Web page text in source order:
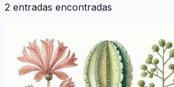
2 entradas encontradas